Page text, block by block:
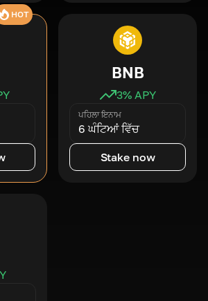
HOT
BNB
3% APY
ਪਹਿਲਾ ਇਨਾਮ
6 ਘੰਟਿਆਂ ਵਿੱਚ
Stake now